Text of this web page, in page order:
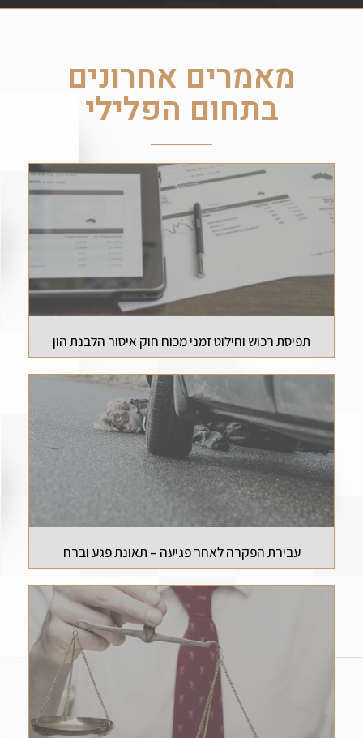
מאמרים אחרונים​
בתחום הפלילי
תפיסת רכוש וחילוט זמני מכוח חוק איסור הלבנת הון
עבירת הפקרה לאחר פגיעה – תאונת פגע וברח